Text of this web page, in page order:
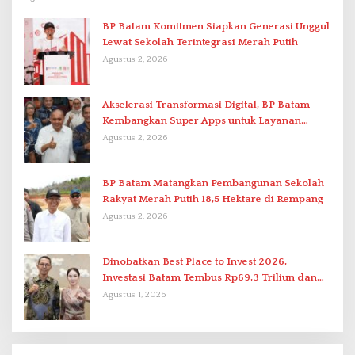
BP Batam Komitmen Siapkan Generasi Unggul
Lewat Sekolah Terintegrasi Merah Putih
Agustus 2, 2026
Akselerasi Transformasi Digital, BP Batam
Kembangkan Super Apps untuk Layanan
Terpadu
Agustus 2, 2026
BP Batam Matangkan Pembangunan Sekolah
Rakyat Merah Putih 18,5 Hektare di Rempang
Agustus 2, 2026
Dinobatkan Best Place to Invest 2026,
Investasi Batam Tembus Rp69,3 Triliun dan
Ekonomi Tumbuh 6,76 Persen
Agustus 1, 2026